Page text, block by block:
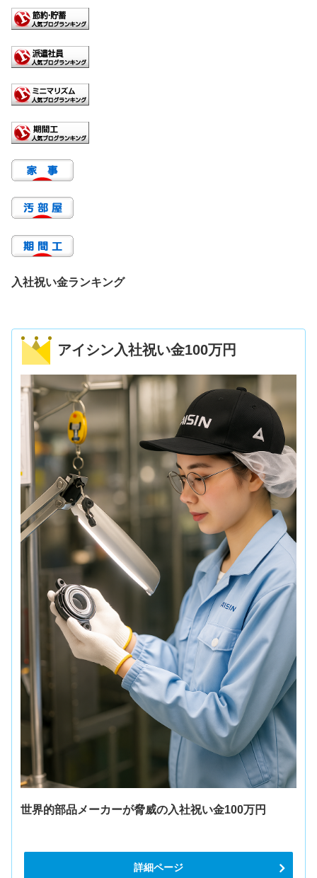
入社祝い金ランキング
アイシン入社祝い金100万円
世界的部品メーカーが脅威の入社祝い金100万円
詳細ページ